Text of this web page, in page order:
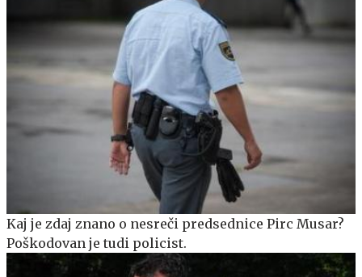
Kaj je zdaj znano o nesreči predsednice Pirc Musar?
Poškodovan je tudi policist.